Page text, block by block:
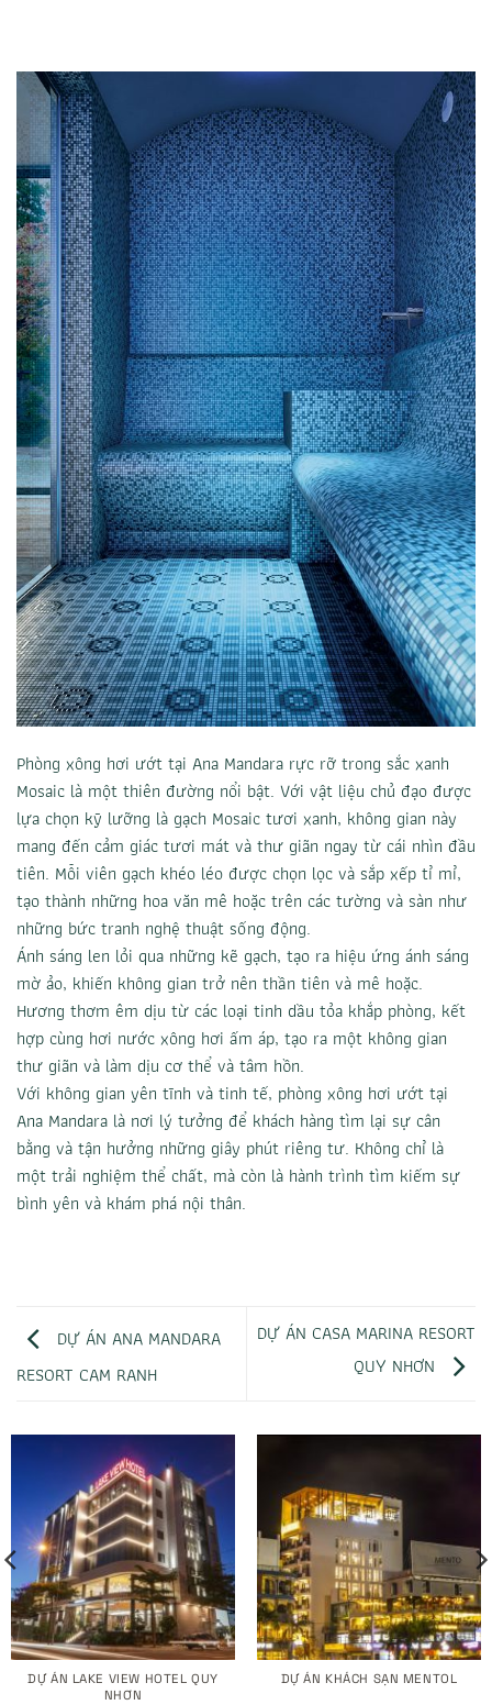
Phòng xông hơi ướt tại Ana Mandara rực rỡ trong sắc xanh
Mosaic là một thiên đường nổi bật. Với vật liệu chủ đạo được
lựa chọn kỹ lưỡng là gạch Mosaic tươi xanh, không gian này
mang đến cảm giác tươi mát và thư giãn ngay từ cái nhìn đầu
tiên. Mỗi viên gạch khéo léo được chọn lọc và sắp xếp tỉ mỉ,
tạo thành những hoa văn mê hoặc trên các tường và sàn như
những bức tranh nghệ thuật sống động.
Ánh sáng len lỏi qua những kẽ gạch, tạo ra hiệu ứng ánh sáng
mờ ảo, khiến không gian trở nên thần tiên và mê hoặc.
Hương thơm êm dịu từ các loại tinh dầu tỏa khắp phòng, kết
hợp cùng hơi nước xông hơi ấm áp, tạo ra một không gian
thư giãn và làm dịu cơ thể và tâm hồn.
Với không gian yên tĩnh và tinh tế, phòng xông hơi ướt tại
Ana Mandara là nơi lý tưởng để khách hàng tìm lại sự cân
bằng và tận hưởng những giây phút riêng tư. Không chỉ là
một trải nghiệm thể chất, mà còn là hành trình tìm kiếm sự
bình yên và khám phá nội thân.
DỰ ÁN ANA MANDARA
RESORT CAM RANH
DỰ ÁN CASA MARINA RESORT
QUY NHƠN
DỰ ÁN LAKE VIEW HOTEL QUY
NHƠN
DỰ ÁN KHÁCH SẠN MENTOL